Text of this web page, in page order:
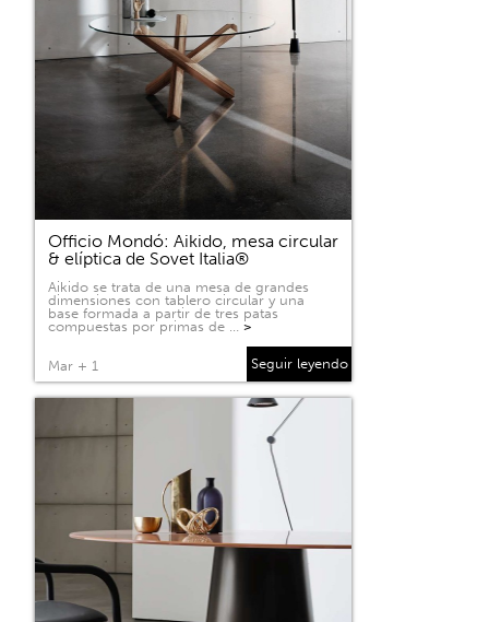
Officio Mondó: Aikido, mesa circular
& elíptica de Sovet Italia®
Aikido se trata de una mesa de grandes
dimensiones con tablero circular y una
base formada a partir de tres patas
compuestas por primas de … >
Mar + 1 Seguir leyendo